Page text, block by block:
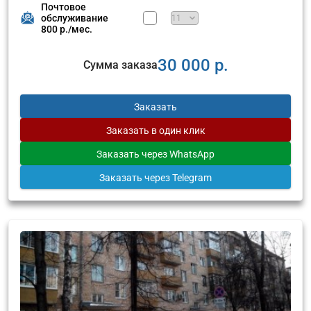
Почтовое
обслуживание
800 р./мес.
Сумма заказа30 000 р.
Заказать
Заказать в один клик
Заказать через WhatsApp
Заказать через Telegram